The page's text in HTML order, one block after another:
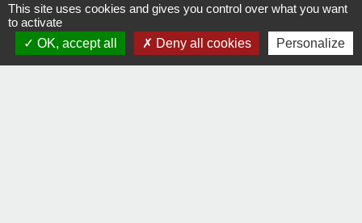
Caisse nationale de retraites des agents des
collectivités locales (CNRACL) open_in_new
Caisse nationale de retraite des agents des collectivités locales
(CNRACL)
This site uses cookies and gives you control over what you want
to activate
OK, accept all
Deny all cookies Personalize